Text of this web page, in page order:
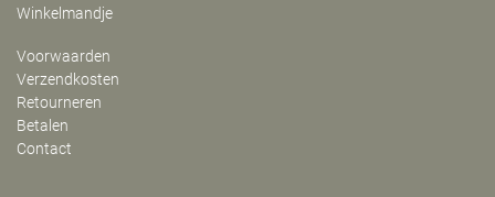
Winkelmandje
Voorwaarden
Verzendkosten
Retourneren
Betalen
Contact